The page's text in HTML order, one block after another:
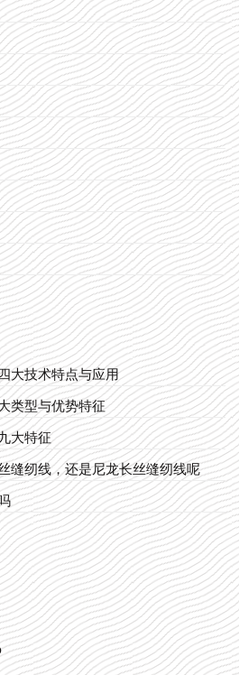
大技术特点与应用
类型与优势特征
大特征
缝纫线，还是尼龙长丝缝纫线呢